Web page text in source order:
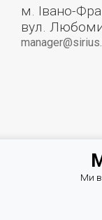
м. Івано-
вул.
Ми